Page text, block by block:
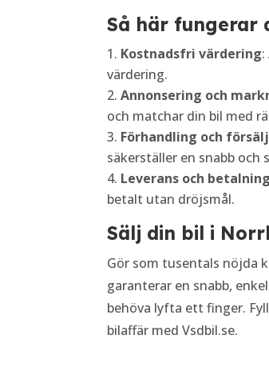
Så här fungerar
Kostnadsfri värdering
värdering.
Annonsering och
och matchar din bil med
Förhandling och
säkerställer en snabb och
Leverans och betalning
betalt utan dröjsmål.
Sälj din bil i
Gör som tusentals nöjda
garanterar en snabb,
behöva lyfta ett finger.
bilaffär med Vsdbil.se.